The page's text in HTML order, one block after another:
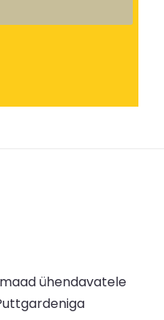
ühendavatele